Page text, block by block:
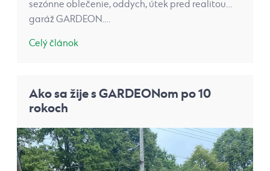
sezónne oblečenie, oddych, útek pred realitou…
garáž GARDEON.…
Celý článok
Ako sa žije s GARDEONom po 10
rokoch